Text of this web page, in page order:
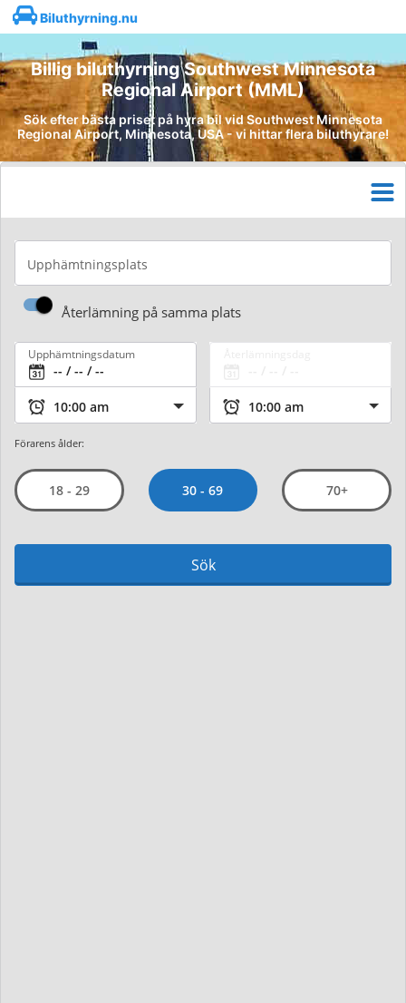
Biluthyrning.nu
Billig biluthyrning Southwest Minnesota
Regional Airport (MML)
Sök efter bästa priset på hyra bil vid Southwest Minnesota
Regional Airport, Minnesota, USA - vi hittar flera biluthyrare!
Upphämtningsplats
Återlämning på samma plats
Upphämtningsdatum
Förarens ålder:
18 - 29 30 - 69 70+
Sök